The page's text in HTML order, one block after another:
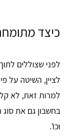
כיצד
לפני שצוללים
לציין, השיטה על
למרות זאת, לא
בחשבון גם את
וכו'.